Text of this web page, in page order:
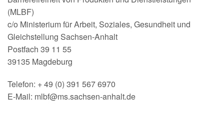
(MLBF)
c/o Ministerium für Arbeit, Soziales, Gesundheit und
Gleichstellung Sachsen-Anhalt
Postfach 39 11 55
39135 Magdeburg
Telefon: + 49 (0) 391 567 6970
E-Mail: mlbf@ms.sachsen-anhalt.de